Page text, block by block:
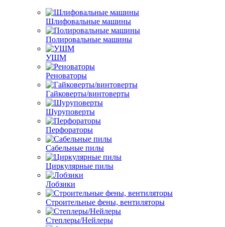
Шлифовальные машины
Полировальные машины
УШМ
Реноваторы
Гайковерты/винтоверты
Шуруповерты
Перфораторы
Сабельные пилы
Циркулярные пилы
Лобзики
Строительные фены, вентиляторы
Степлеры/Нейлеры